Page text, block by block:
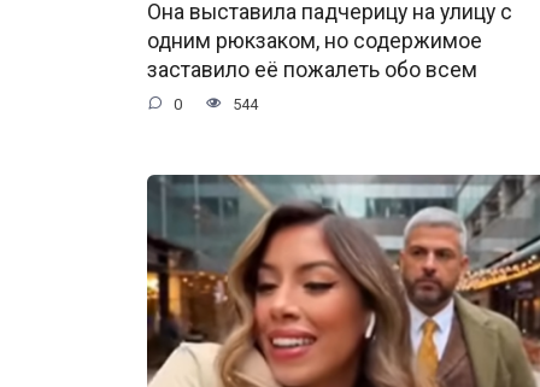
Она выставила падчерицу на улицу с
одним рюкзаком, но содержимое
заставило её пожалеть обо всем
0 544